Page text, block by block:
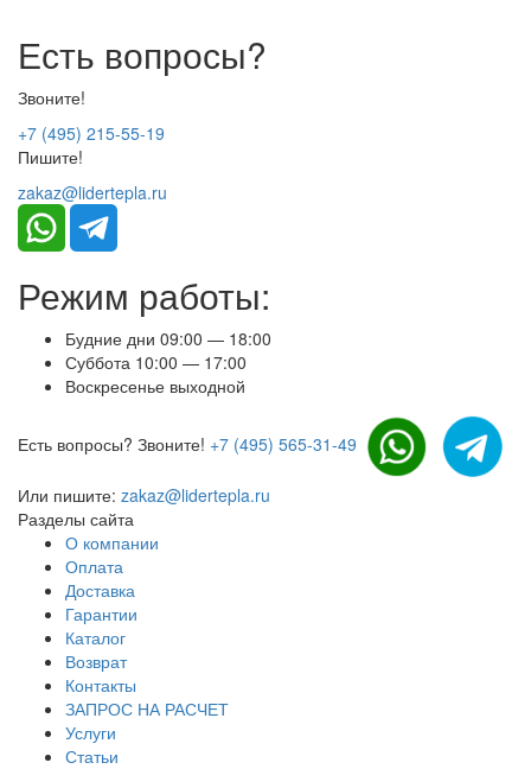
Есть вопросы?
Звоните!
+7 (495) 215-55-19
Пишите!
zakaz@lidertepla.ru
Режим работы:
Будние дни 09:00 — 18:00
Суббота 10:00 — 17:00
Воскресенье выходной
Есть вопросы? Звоните! +7 (495) 565-31-49
Или пишите: zakaz@lidertepla.ru
Разделы сайта
О компании
Оплата
Доставка
Гарантии
Каталог
Возврат
Контакты
ЗАПРОС НА РАСЧЕТ
Услуги
Статьи